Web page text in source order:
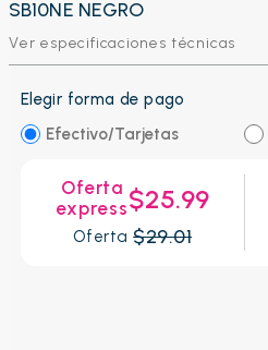
SB10NE NEGRO
Ver especificaciones técnicas
Elegir forma de pago
Efectivo/Tarjetas
Oferta
express$25.99
Oferta$29.01